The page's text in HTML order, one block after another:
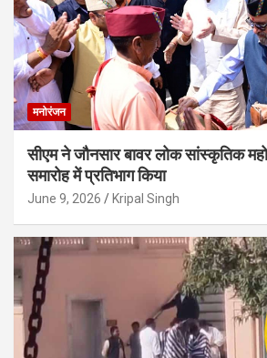
मनोरंजन
सीएम ने जौनसार बावर लोक सांस्कृतिक
समारोह में प्रतिभाग किया
June 9, 2026 Kripal Singh